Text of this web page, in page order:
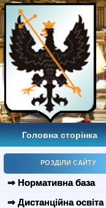
Головна сторінка
РОЗДІЛИ САЙТУ
⇒ Нормативна база
⇒ Дистанційна освіта